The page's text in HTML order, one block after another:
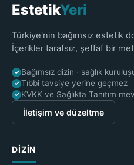
EstetikYeri
Türkiye'nin bağımsız estetik
İçerikler tarafsız, şeffaf bir
✓ Bağımsız dizin · sağlık
✓ Tıbbi tavsiye yerine geçmez
✓ KVKK ve Sağlıkta Tanıtım
İletişim ve düzeltme
DIZIN